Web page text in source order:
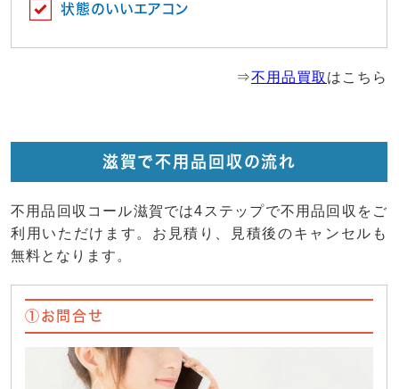
状態のいいエアコン
⇒不用品買取 はこちら
滋賀で不用品回収の流れ
不用品回収コール滋賀では4ステップで不用品回収をご
利用いただけます。お見積り、見積後のキャンセルも
無料となります。
①お問合せ